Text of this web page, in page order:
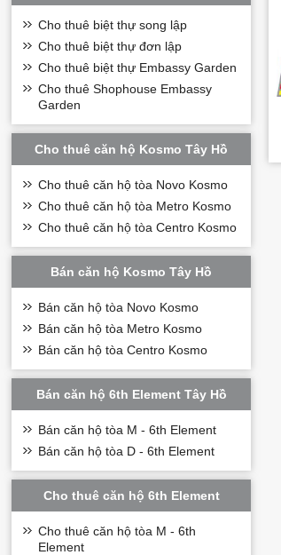
Cho thuê biệt thự song lập
Cho thuê biệt thự đơn lập
Cho thuê biệt thự Embassy Garden
Cho thuê Shophouse Embassy
Garden
Cho thuê căn hộ Kosmo Tây Hồ
Cho thuê căn hộ tòa Novo Kosmo
Cho thuê căn hộ tòa Metro Kosmo
Cho thuê căn hộ tòa Centro Kosmo
Bán căn hộ Kosmo Tây Hồ
Bán căn hộ tòa Novo Kosmo
Bán căn hộ tòa Metro Kosmo
Bán căn hộ tòa Centro Kosmo
Bán căn hộ 6th Element Tây Hồ
Bán căn hộ tòa M - 6th Element
Bán căn hộ tòa D - 6th Element
Cho thuê căn hộ 6th Element
Cho thuê căn hộ tòa M - 6th
Element